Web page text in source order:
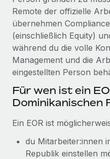
Gründung von
Schnelle, rechtssichere
Niederlassungen
Mobilität und Relocation
Mühelose Relocation
Benefits
Mühelose Verwaltung
Strategische
Reverse Tech und
Management und
Reverse Tech auf einen
Wellness-Startup Reverse
Mehr erfahren
Den Blog erkunden
BLOG
Neues zu Remote-
Gusto und Zero und
aller Größen dabei
Remote der offizielle
übernehmen
(einschließlich Equity)
während du die volle
Management und die
eingestellten Person
Für wen ist ein
Dominikanischen
Ein EOR ist
du Mitarbeiter:innen
Republik einstellen